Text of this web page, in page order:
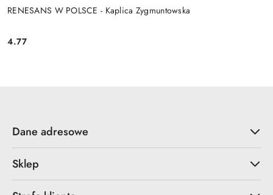
RENESANS W POLSCE - Kaplica Zygmuntowska
Cena:
4.77
Dane adresowe
Sklep